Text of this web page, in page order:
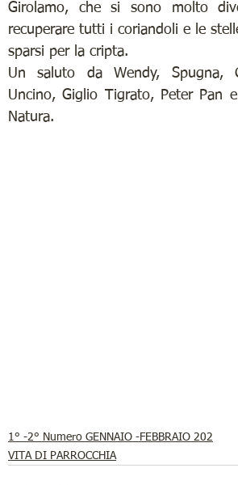
Girolamo, che si sono molto
recuperare tutti i coriandoli e le
sparsi per la cripta.
Un saluto da Wendy, Spugna,
Uncino, Giglio Tigrato, Peter Pan
Natura.
1° -2° Numero GENNAIO -FEBBRAIO 202
VITA DI PARROCCHIA